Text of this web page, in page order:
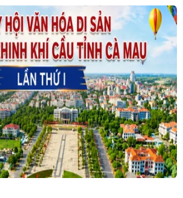
khoảng giữa tháng tư dương lịch
ước vọng một năm mới mưa thuận
bội thu.